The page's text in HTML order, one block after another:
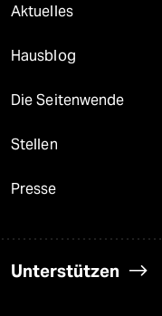
Aktuelles
Hausblog
Die Seitenwende
Stellen
Presse
Unterstützen